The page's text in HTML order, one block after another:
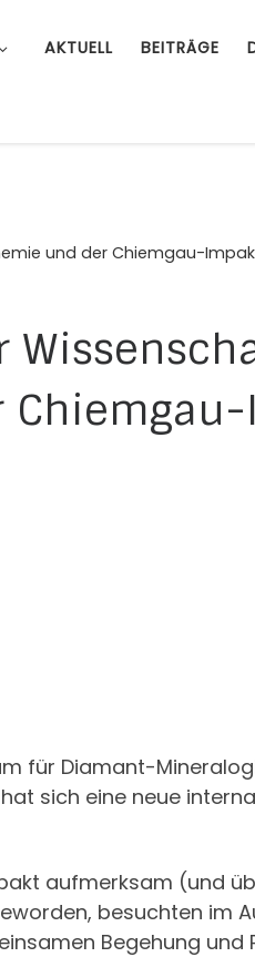
AKTUELL BEITRÄGE
und der Chiemgau-
für Diamant-
sich eine neue
aufmerksam (und
besuchten im
Begehung und